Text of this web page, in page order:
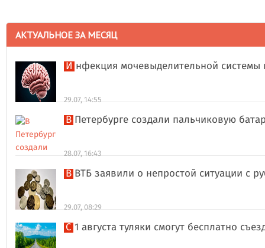
АКТУАЛЬНОЕ ЗА МЕСЯЦ
Инфекция мочевыделительной
29.07, 14:55
В Петербурге создали пальчиковую
28.07, 16:43
В ВТБ заявили о непростой ситуации с
29.07, 08:29
С 1 августа туляки смогут бесплатно